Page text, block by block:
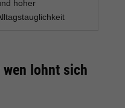
hoher
lohnt sich